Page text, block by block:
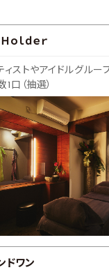
ｏｌｄｅｒ
ィストやアイドルグルー
1口（抽選）
ドワン